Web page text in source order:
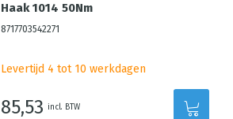
Haak 1014 50Nm
8717703542271
Levertijd 4 tot 10 werkdagen
85,53 incl. BTW